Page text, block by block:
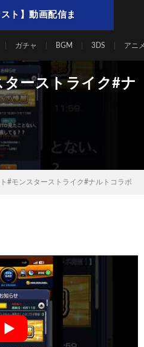
ト】動画配信ま
ガチャ BGM 3DS アニ
ーストライク#ナ
#モンスターストライク#ナルトコラボ